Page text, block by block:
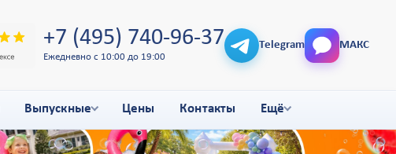
+7 (495) 740-96-37
Ежедневно с 10:00 до 19:00
Telegram МАКС
Выпускные Цены Контакты Ещё